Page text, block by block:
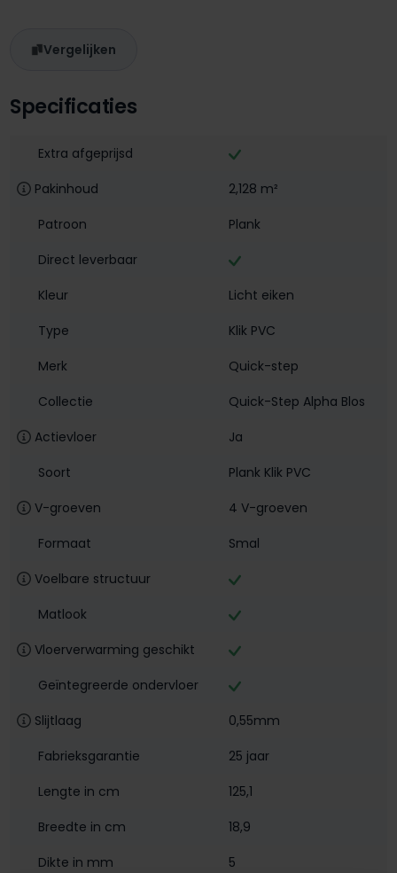
Specificaties
Extra afgeprijsd
Pakinhoud
2,128 m²
Patroon
Plank
Direct leverbaar
Kleur
Licht eiken
Type
Klik PVC
Merk
Quick-step
Collectie
Quick-Step Alpha Blos
Actievloer
Ja
Soort
Plank Klik PVC
V-groeven
4 V-groeven
Formaat
Smal
Voelbare structuur
Matlook
Vloerverwarming geschikt
Geïntegreerde ondervloer
Slijtlaag
0,55mm
Fabrieksgarantie
25 jaar
Lengte in cm
125,1
Breedte in cm
18,9
Dikte in mm
5
Vergelijken